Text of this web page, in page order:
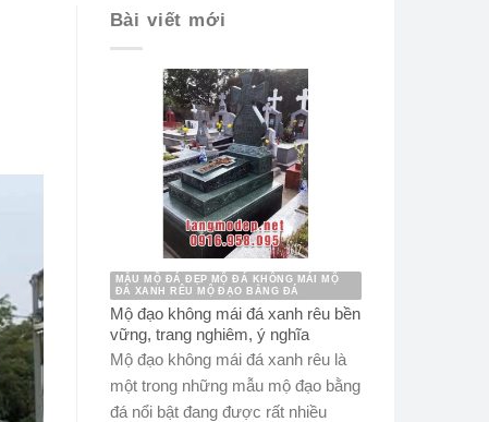
Bài viết mới
MẪU MỘ ĐÁ ĐẸP MỘ ĐÁ KHÔNG MÁI MỘ
ĐÁ XANH RÊU MỘ ĐẠO BẰNG ĐÁ
Mộ đạo không mái đá xanh rêu bền
vững, trang nghiêm, ý nghĩa
Mộ đạo không mái đá xanh rêu là
một trong những mẫu mộ đạo bằng
đá nổi bật đang được rất nhiều